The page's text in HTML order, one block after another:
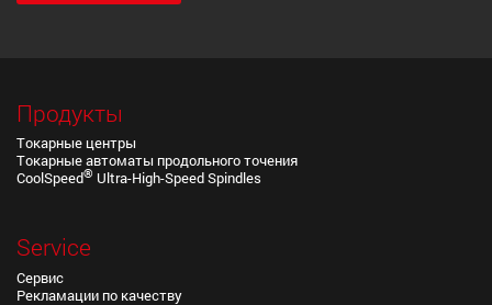
Продукты
Токарные центры
Токарные автоматы продольного точения
CoolSpeed® Ultra-High-Speed Spindles
Service
Сервис
Рекламации по качеству